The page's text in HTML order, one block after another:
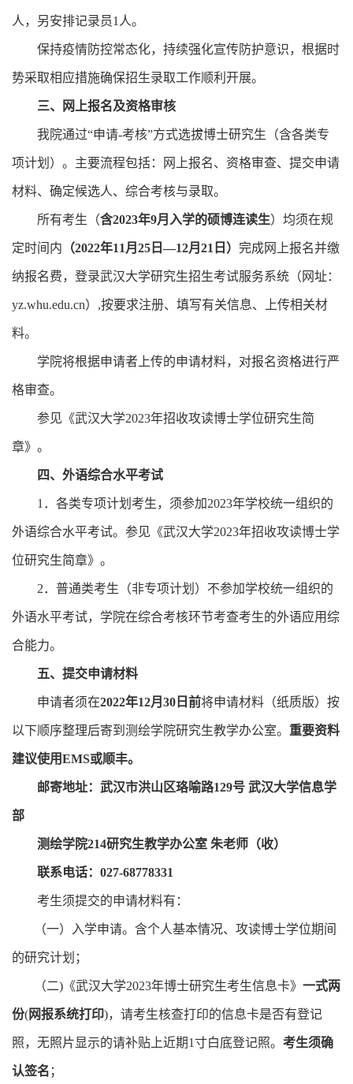
人，另安排记录员1 人。
保持疫情防控常态化，持续强化宣传防护意识，根据时
势采取相应措施确保招生录取工作顺利开展。
三、 网上报名及资格审核
我院通过“申请-考核”方式选拔博士研究生（含各类专
项计划）。主要流程包括：网上报名、资格审查、提交申请
材料、确定候选人、综合考核与录取。
所有考生（含2023年9月入学的硕博连读生）均须在规
定时间内 （2022年11 月 25 日—12月 21 日） 完成网上报名并缴
纳报名费，登录武汉大学研究生招生考试服务系统（网址：
yz.whu.edu.cn） ,按要求注册、填写有关信息、上传相关材
料。
学院将根据申请者上传的申请材料，对报名资格进行严
格审查。
参见《武汉大学2023年招收攻读博士学位研究生简
章》。
四、外语综合水平考试
1 ．各类专项计划考生，须参加2023年学校统一组织的
外语综合水平考试。参见《武汉大学2023年招收攻读博士学
位研究生简章》。
2．普通类考生（非专项计划）不参加学校统一组织的
外语水平考试，学院在综合考核环节考查考生的外语应用综
合能力。
五、提交申请材料
申请者须在2022年12月 30 日前将申请材料（纸质版）按
以下顺序整理后寄到测绘学院研究生教学办公室。 重要资料
建议使用EMS或顺丰。
邮寄地址：武汉市洪山区珞喻路129号 武汉大学信息学
部
测绘学院214研究生教学办公室 朱老师（收）
联系电话： 027-68778331
考生须提交的申请材料有：
（一）入学申请。含个人基本情况、攻读博士学位期间
的研究计划；
（二) 《武汉大学2023年博士研究生考生信息卡》 一式两
份(网报系统打印)，请考生核查打印的信息卡是否有登记
照，无照片显示的请补贴上近期1寸白底登记照。 考生须确
认签名 ；